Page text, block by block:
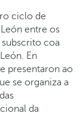
ciclo de
entre os
coa
En
presentaron ao
se organiza a
da